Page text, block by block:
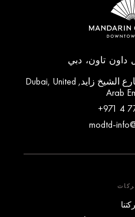
داون تاون، دبي
برج وصل – شارع الباني، شارع الشيخ زايد, Dubai, United
Arab
+971 4
modtd-